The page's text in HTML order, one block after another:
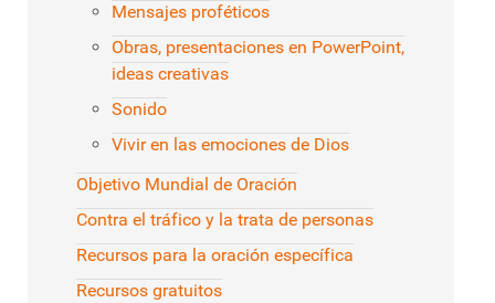
Mensajes proféticos
Obras, presentaciones en PowerPoint,
ideas creativas
Sonido
Vivir en las emociones de Dios
Objetivo Mundial de Oración
Contra el tráfico y la trata de personas
Recursos para la oración específica
Recursos gratuitos